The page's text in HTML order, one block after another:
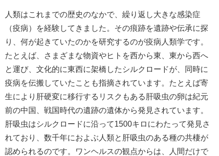
人類はこれまでの歴史のなかで、繰り返し大きな感染症
（疫病）を経験してきました。その痕跡を遺跡や伝承に探
り、何が起きていたのかを研究するのが疫病人類学です。
たとえば、さまざまな物資やヒトを西から東、東から西へ
と運び、文化的に東西に架橋したシルクロードが、同時に
疫病を伝搬していたことも指摘されています。たとえば寄
生により肝硬変に移行するリスクもある肝吸虫の卵は紀元
前の中国、戦国時代の遺跡の遺体から発見されています。
肝吸虫はシルクロードに沿って1500キロにわたって発見さ
れており、数千年におよぶ人類と肝吸虫のある種の共棲が
認められるのです。ワンヘルスの観点からは、人間だけで